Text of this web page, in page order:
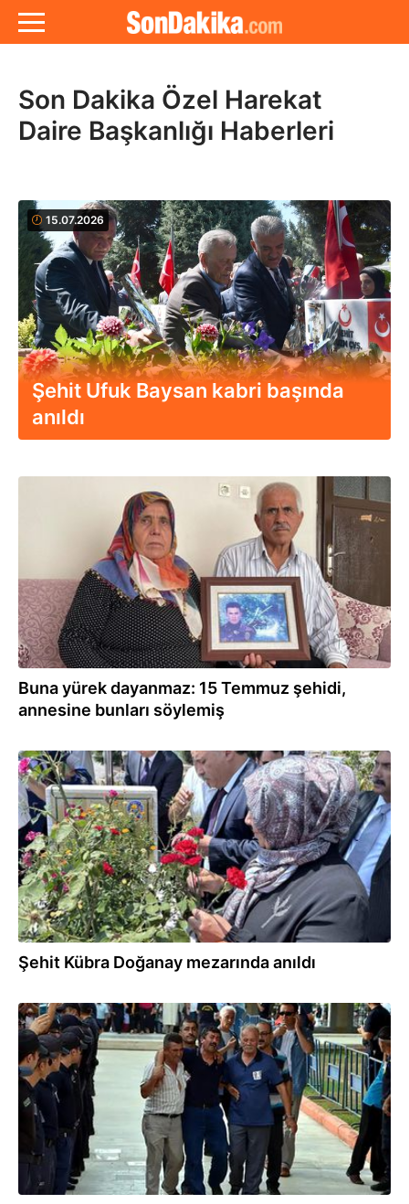
Son Dakika Özel Harekat
Daire Başkanlığı Haberleri
15.07.2026
Şehit Ufuk Baysan kabri başında
anıldı
Buna yürek dayanmaz: 15 Temmuz şehidi,
annesine bunları söylemiş
14.07.2026
Şehit Kübra Doğanay mezarında anıldı
11.07.2026